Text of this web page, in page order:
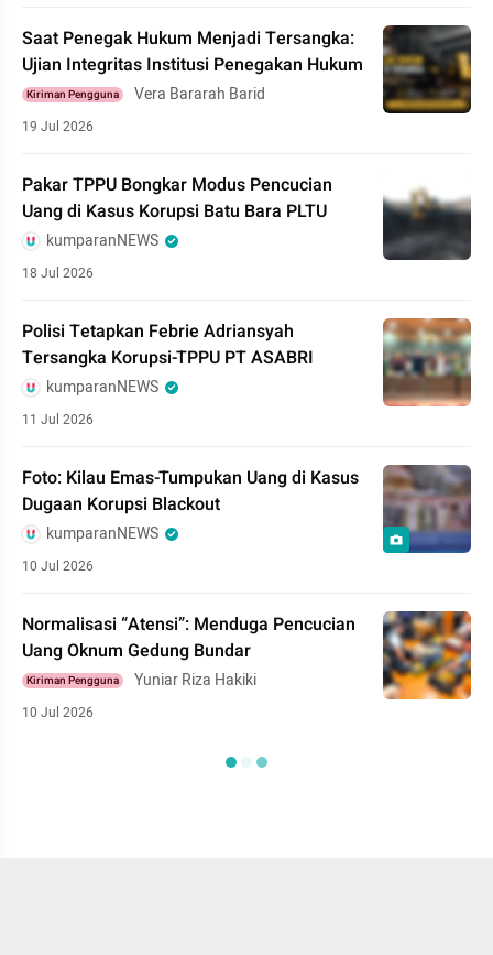
Saat Penegak Hukum Menjadi Tersangka:
Ujian Integritas Institusi Penegakan Hukum
Kiriman Pengguna Vera Bararah Barid
19 Jul 2026
Pakar TPPU Bongkar Modus Pencucian
Uang di Kasus Korupsi Batu Bara PLTU
kumparanNEWS
18 Jul 2026
Polisi Tetapkan Febrie Adriansyah
Tersangka Korupsi-TPPU PT ASABRI
kumparanNEWS
11 Jul 2026
Foto: Kilau Emas-Tumpukan Uang di Kasus
Dugaan Korupsi Blackout
kumparanNEWS
10 Jul 2026
Normalisasi “Atensi”: Menduga Pencucian
Uang Oknum Gedung Bundar
Kiriman Pengguna Yuniar Riza Hakiki
10 Jul 2026